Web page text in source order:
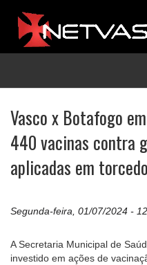
Vasco x Botafogo
440 vacinas contra
aplicadas em
Segunda-feira, 01/07/2024 -
A Secretaria Municipal de
investido em ações de